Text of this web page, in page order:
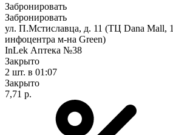
Забронировать
Забронировать
ул. П.Мстиславца, д. 11 (ТЦ Dana Mall,
инфоцентра м-на Green)
InLek Аптека №38
Закрыто
2 шт. в 01:07
Закрыто
7,71 р.